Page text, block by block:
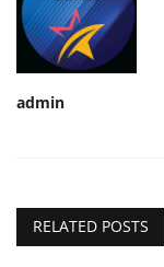
admin
RELATED POSTS